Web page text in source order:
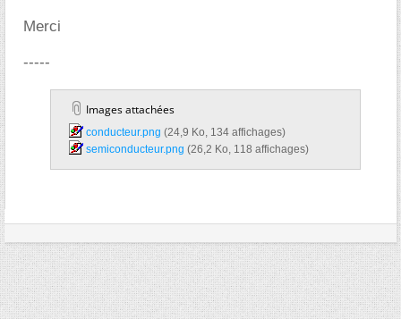
Merci
-----
Images attachées
conducteur.png‎ (24,9 Ko, 134 affichages)
semiconducteur.png‎ (26,2 Ko, 118 affichages)